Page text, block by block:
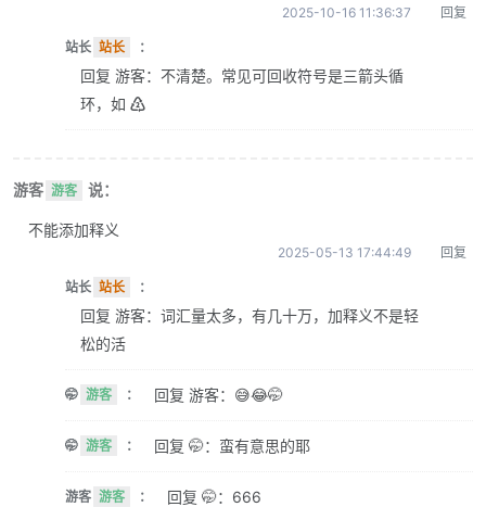
2025-10-16 11:36:37 回复
站长 站长 ：
回复 游客：不清楚。常见可回收符号是三箭头循
环，如 ♴
游客 游客 说：
不能添加释义
2025-05-13 17:44:49 回复
站长 站长 ：
回复 游客：词汇量太多，有几十万，加释义不是轻
松的活
🤭 游客 ： 回复 游客：😅😂🤭
🤭 游客 ： 回复 🤭：蛮有意思的耶
游客 游客 ： 回复 🤭：666